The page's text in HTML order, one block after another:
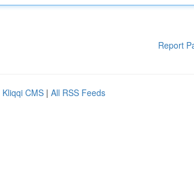
Report
Kliqqi CMS | All RSS Feeds